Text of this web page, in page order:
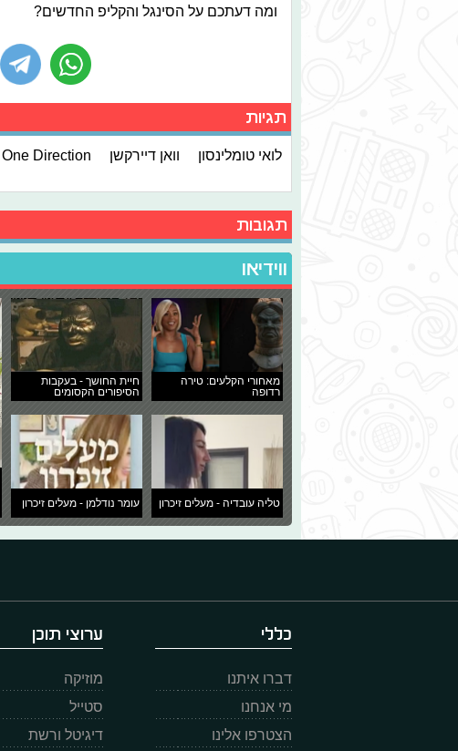
ומה דעתכם על הסינגל והקליפ החדשים?
תגיות
לואי טומלינסון וואן דיירקשן One Direction
תגובות
ווידיאו
מאחורי הקלעים: טירה
רדופה
חיית החושך - בעקבות
הסיפורים הקסומים
טליה עובדיה - מעלים זיכרון עומר נודלמן - מעלים זיכרון
כללי
דברו איתנו
מי אנחנו
הצטרפו אלינו
ערוצי תוכן
מוזיקה
סטייל
דיגיטל ורשת